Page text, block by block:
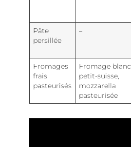
Pâte
persillée
–
Fromages
frais
pasteurisés
Fromage blanc,
petit-suisse,
mozzarella
pasteurisée